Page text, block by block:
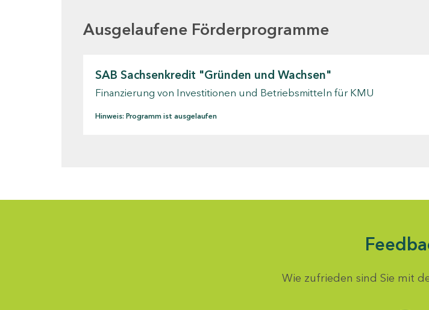
Ausgelaufene Förderprogramme
SAB Sachsenkredit "Gründen und Wachsen"
Finanzierung von Investitionen und Betriebsmitteln für KMU
Hinweis: Programm ist ausgelaufen
Wie zufrieden sind Sie mit